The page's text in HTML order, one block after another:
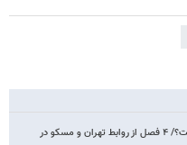
آیا روسیه در سوریه ما را تنها گذاشته است؟/ ۴ فصل از روابط تهران و مسکو در